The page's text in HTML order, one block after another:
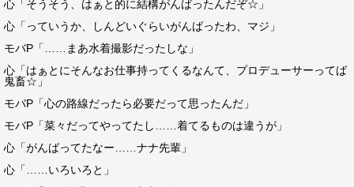
心「そうそう、はぁと的に結構がんばったんだぞ☆」
心「っていうか、しんどいぐらいがんばったわ、マジ」
モバP「……まあ水着撮影だったしな」
心「はぁとにそんなお仕事持ってくるなんて、プロデューサーってば
鬼畜☆」
モバP「心の路線だったら必要だって思ったんだ」
モバP「菜々だってやってたし……着てるものは違うが」
心「がんばってたなー……ナナ先輩」
心「……いろいろと」